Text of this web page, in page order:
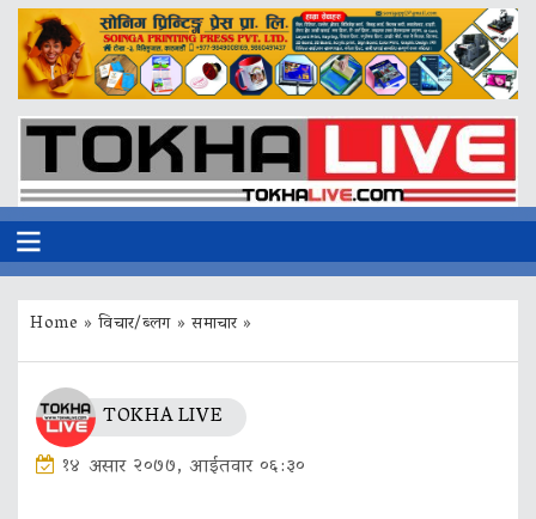
Home »विचार/ब्लग» समाचार»
TOKHA LIVE
१४ असार २०७७, आईतवार ०६:३०